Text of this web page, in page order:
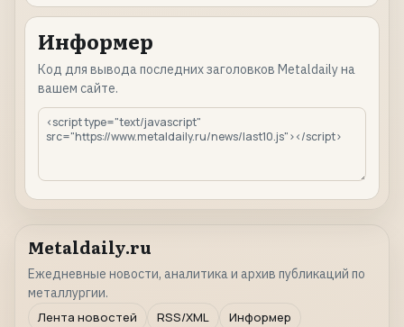
Информер
Код для вывода последних заголовков Metaldaily на
вашем сайте.
Metaldaily.ru
Ежедневные новости, аналитика и архив публикаций по
металлургии.
Лента новостей
RSS/XML Информер